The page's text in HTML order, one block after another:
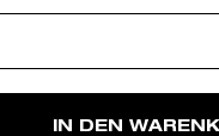
IN DEN